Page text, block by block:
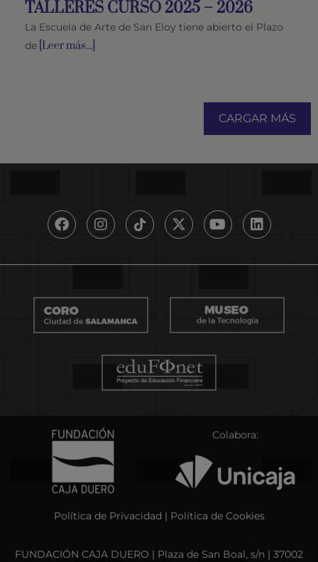
TALLERES CURSO 2025 – 2026
La Escuela de Arte de San Eloy tiene abierto el Plazo
de [Leer más...]
CARGAR MÁS
Colabora:
Política de Privacidad | Política de Cookies
FUNDACIÓN CAJA DUERO | Plaza de San Boal, s/n | 37002